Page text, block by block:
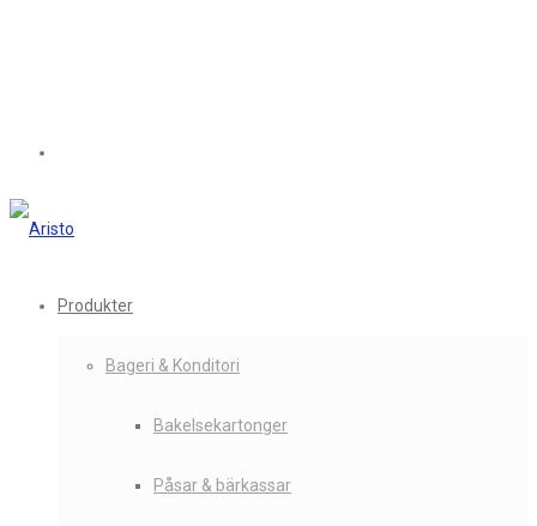
Produkter
Bageri & Konditori
Bakelsekartonger
Påsar & bärkassar